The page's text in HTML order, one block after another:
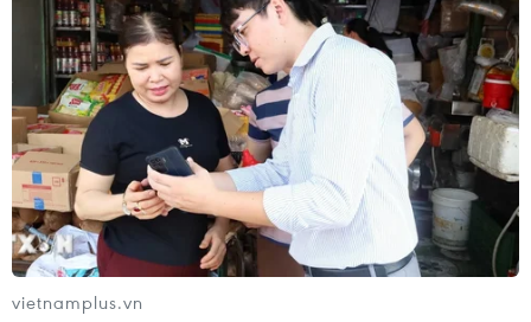
vietnamplus.vn